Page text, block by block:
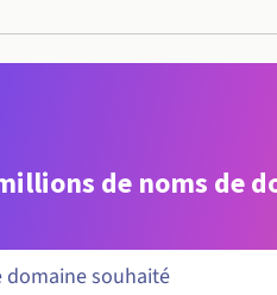
de noms de